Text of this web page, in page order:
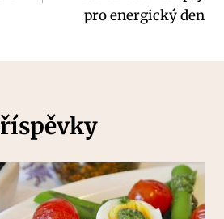
pro energický den